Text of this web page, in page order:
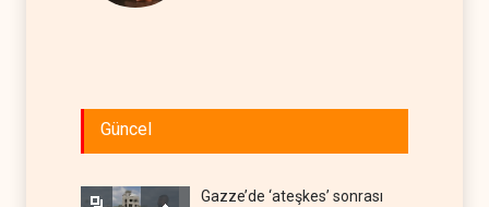
Güncel
Gazze’de ‘ateşkes’ sonrası